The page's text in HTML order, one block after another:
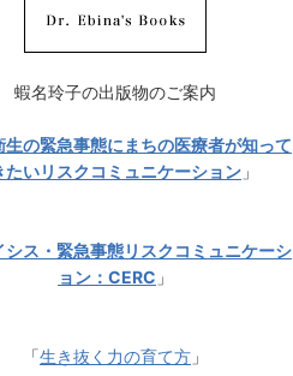
蝦名玲子の出版物のご案内
生の緊急事態にまちの医療者が知って
たいリスクコミュニケーション 」
シス・緊急事態リスクコミュニケーシ
ョン：CERC 」
「生き抜く力の育て方 」